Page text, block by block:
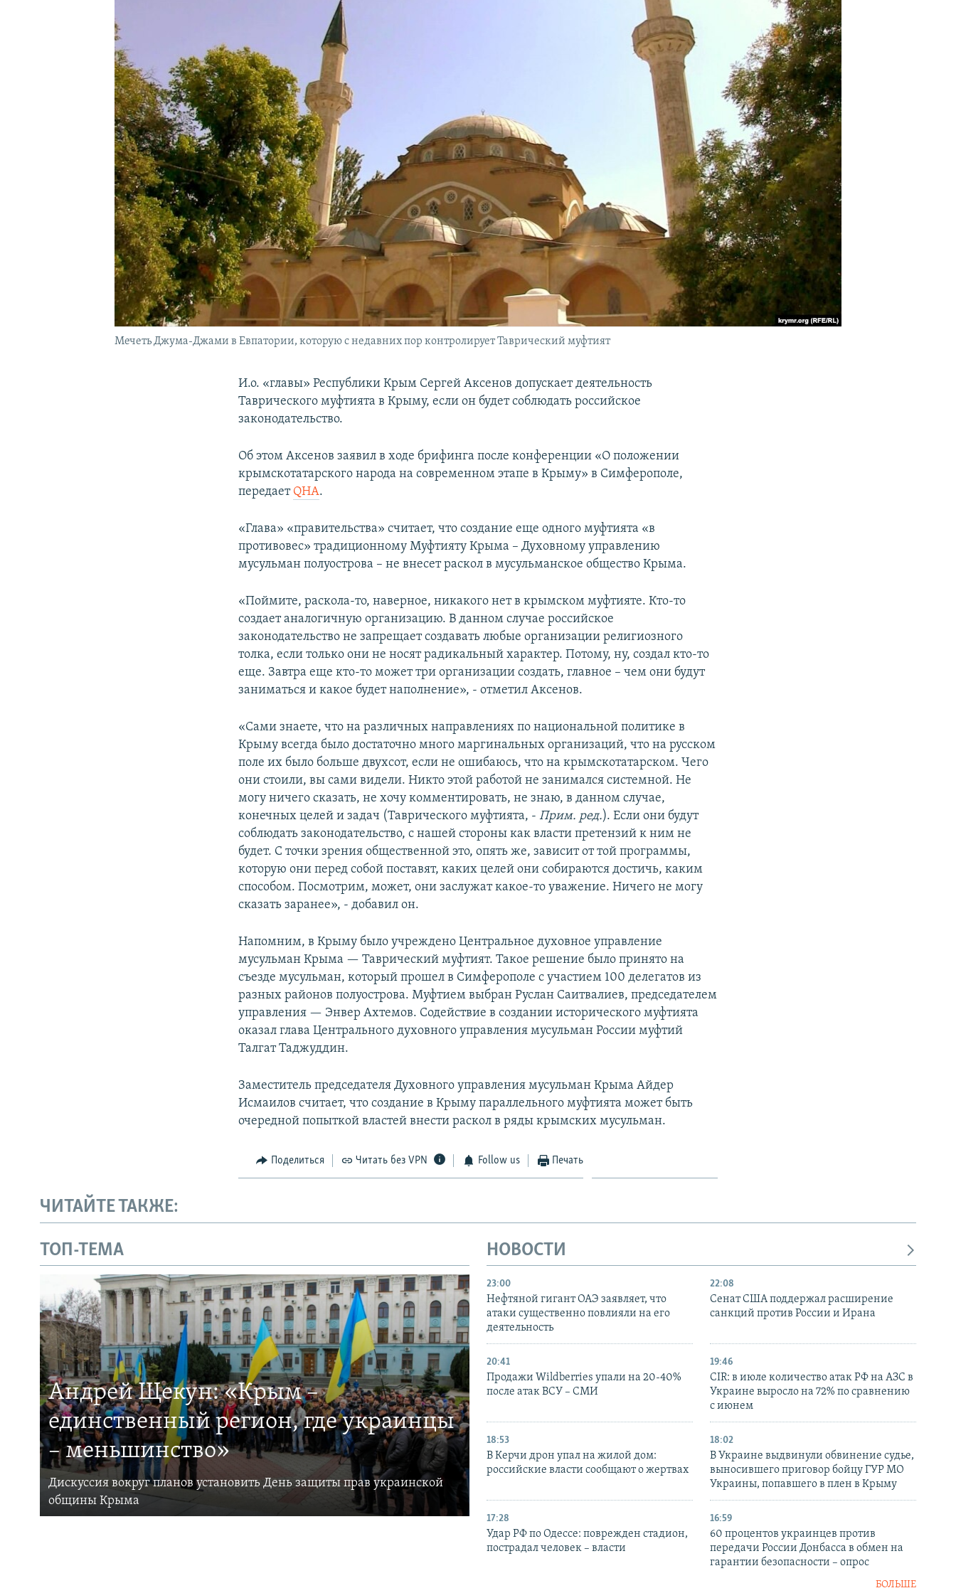
КРЫМ.НЕПОКОРЕННЫЙ
УКРАИНСКАЯ ПРОБЛЕМА КРЫМА
Мечеть Джума-Джами в Евпатории, которую с недавних пор контролирует Таврический муфтият
И.о. «главы» Республики Крым Сергей Аксенов допускает деятельность
Таврического муфтията в Крыму, если он будет соблюдать российское
законодательство.
Об этом Аксенов заявил в ходе брифинга после конференции «О положении
крымскотатарского народа на современном этапе в Крыму» в Симферополе,
передает QHA.
«Глава» «правительства» считает, что создание еще одного муфтията «в
противовес» традиционному Муфтияту Крыма – Духовному управлению
мусульман полуострова – не внесет раскол в мусульманское общество Крыма.
«Поймите, раскола-то, наверное, никакого нет в крымском муфтияте. Кто-то
создает аналогичную организацию. В данном случае российское
законодательство не запрещает создавать любые организации религиозного
толка, если только они не носят радикальный характер. Потому, ну, создал кто-то
еще. Завтра еще кто-то может три организации создать, главное – чем они будут
заниматься и какое будет наполнение», - отметил Аксенов.
«Сами знаете, что на различных направлениях по национальной политике в
Крыму всегда было достаточно много маргинальных организаций, что на русском
поле их было больше двухсот, если не ошибаюсь, что на крымскотатарском. Чего
они стоили, вы сами видели. Никто этой работой не занимался системной. Не
могу ничего сказать, не хочу комментировать, не знаю, в данном случае,
конечных целей и задач (Таврического муфтията, -Прим. ред.). Если они будут
соблюдать законодательство, с нашей стороны как власти претензий к ним не
будет. С точки зрения общественной это, опять же, зависит от той программы,
которую они перед собой поставят, каких целей они собираются достичь, каким
способом. Посмотрим, может, они заслужат какое-то уважение. Ничего не могу
сказать заранее», - добавил он.
Напомним, в Крыму было учреждено Центральное духовное управление
мусульман Крыма — Таврический муфтият. Такое решение было принято на
съезде мусульман, который прошел в Симферополе с участием 100 делегатов из
разных районов полуострова. Муфтием выбран Руслан Саитвалиев, председателем
управления — Энвер Ахтемов. Содействие в создании исторического муфтията
оказал глава Центрального духовного управления мусульман России муфтий
Талгат Таджуддин.
Заместитель председателя Духовного управления мусульман Крыма Айдер
Исмаилов считает, что создание в Крыму параллельного муфтията может быть
очередной попыткой властей внести раскол в ряды крымских мусульман.
Поделиться Читать без VPN Follow us Печать
ЧИТАЙТЕ ТАКЖЕ:
ТОП-ТЕМА
Андрей Щекун: «Крым –
единственный регион, где украинцы
– меньшинство»
Дискуссия вокруг планов установить День защиты прав украинской
общины Крыма
НОВОСТИ
23:00
Нефтяной гигант ОАЭ заявляет, что
атаки существенно повлияли на его
деятельность
22:08
Сенат США поддержал расширение
санкций против России и Ирана
20:41
Продажи Wildberries упали на 20-40%
после атак ВСУ – СМИ
19:46
CIR: в июле количество атак РФ на АЗС в
Украине выросло на 72% по сравнению
с июнем
18:53
В Керчи дрон упал на жилой дом:
российские власти сообщают о жертвах
18:02
В Украине выдвинули обвинение судье,
выносившего приговор бойцу ГУР МО
Украины, попавшего в плен в Крыму
17:28
Удар РФ по Одессе: поврежден стадион,
пострадал человек – власти
16:59
60 процентов украинцев против
передачи России Донбасса в обмен на
гарантии безопасности – опрос
БОЛЬШЕ